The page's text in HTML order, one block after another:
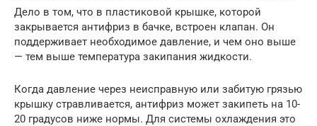
Дело в том, что в пластиковой крышке, которой
закрывается антифриз в бачке, встроен клапан. Он
поддерживает необходимое давление, и чем оно выше
— тем выше температура закипания жидкости.
Когда давление через неисправную или забитую грязью
крышку стравливается, антифриз может закипеть на 10-
20 градусов ниже нормы. Для системы охлаждения это